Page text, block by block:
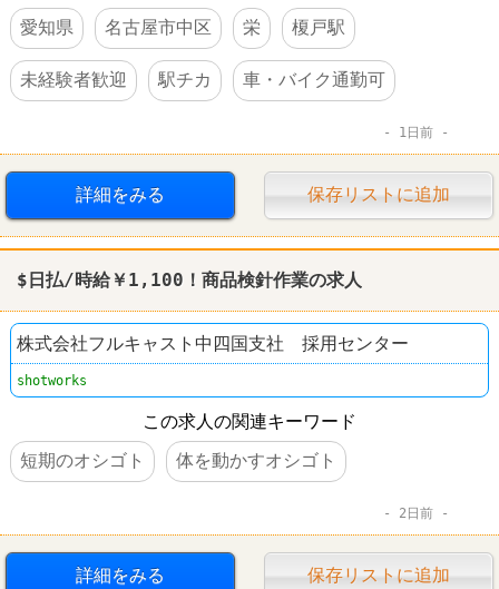
愛知県
名古屋市中区 栄 榎戸駅
未経験者歓迎 駅チカ 車・バイク通勤可
1日前
詳細をみる 保存リストに追加
$日払/時給￥1,100！商品検針作業の求人
株式会社フルキャスト中四国支社 採用センター
shotworks
この求人の関連キーワード
短期のオシゴト
体を動かすオシゴト
2日前
詳細をみる 保存リストに追加